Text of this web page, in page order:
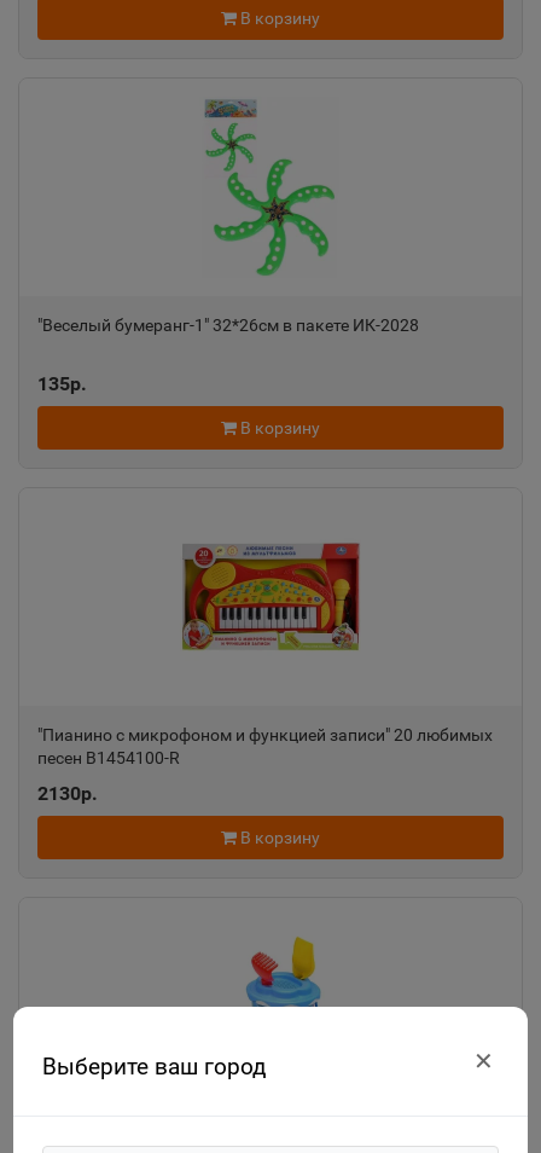
Выберите ваш город ✕
В корзину
"Веселый бумеранг-1" 32*26см в пакете ИК-2028
135р.
В корзину
"Пианино с микрофоном и функцией записи" 20 любимых
песен B1454100-R
2130р.
В корзину
"Смурфики-2" набор №3: ведро с наклейкой, ситечко